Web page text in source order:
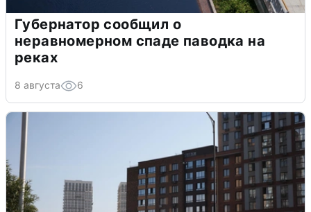
Губернатор сообщил о
неравномерном спаде паводка на
реках
8 августа 6